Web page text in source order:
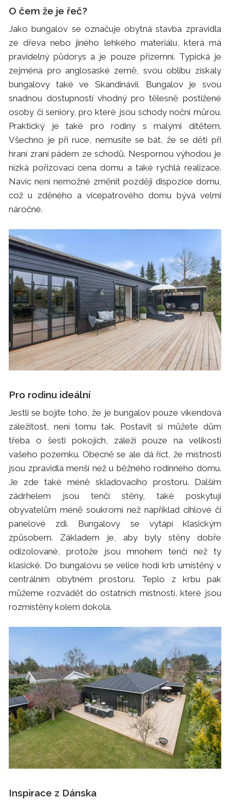
O čem že je řeč?
Jako bungalov se označuje obytná stavba zpravidla
ze dřeva nebo jiného lehkého materiálu, která má
pravidelný půdorys a je pouze přízemní. Typická je
zejména pro anglosaské země, svou oblibu získaly
bungalovy také ve Skandinávii. Bungalov je svou
snadnou dostupností vhodný pro tělesně postižené
osoby či seniory, pro které jsou schody noční můrou.
Praktický je také pro rodiny s malými dítětem.
Všechno je při ruce, nemusíte se bát, že se děti při
hraní zraní pádem ze schodů. Nespornou výhodou je
nízká pořizovací cena domu a také rychlá realizace.
Navíc není nemožné změnit později dispozice domu,
což u zděného a vícepatrového domu bývá velmi
náročné.
Pro rodinu ideální
Jestli se bojíte toho, že je bungalov pouze víkendová
záležitost, není tomu tak. Postavit si můžete dům
třeba o šesti pokojích, záleží pouze na velikosti
vašeho pozemku. Obecně se ale dá říct, že místnosti
jsou zpravidla menší než u běžného rodinného domu.
Je zde také méně skladovacího prostoru. Dalším
zádrhelem jsou tenčí stěny, také poskytují
obyvatelům méně soukromí než například cihlové či
panelové zdi. Bungalovy se vytápí klasickým
způsobem. Základem je, aby byly stěny dobře
odizolované, protože jsou mnohem tenčí než ty
klasické. Do bungalovu se velice hodí krb umístěný v
centrálním obytném prostoru. Teplo z krbu pak
můžeme rozvádět do ostatních místností, které jsou
rozmístěny kolem dokola.
Inspirace z Dánska